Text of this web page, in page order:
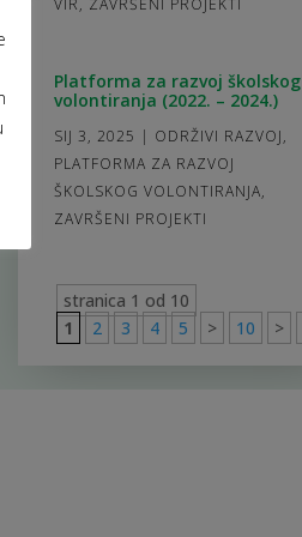
VIR, ZAVRŠENI PROJEKTI
Platforma za razvoj školskog
volontiranja (2022. – 2024.)
SIJ 3, 2025 | ODRŽIVI RAZVOJ,
PLATFORMA ZA RAZVOJ
ŠKOLSKOG VOLONTIRANJA,
ZAVRŠENI PROJEKTI
stranica 1 od 10
1
2 3 4 5 > 10 >